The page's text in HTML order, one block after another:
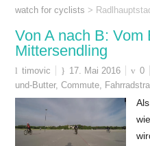
watch for cyclists >
Von A nach B: Vom
Mittersendling
timovic 17. Mai 2016 0
und-Butter,Commute,